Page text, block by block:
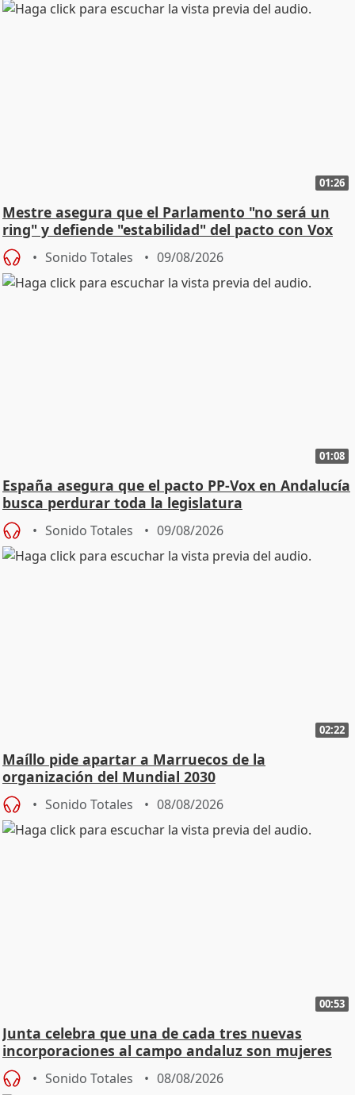
01:26
Mestre asegura que el Parlamento "no será un
ring" y defiende "estabilidad" del pacto con Vox
Sonido Totales 09/08/2026
01:08
España asegura que el pacto PP-Vox en Andalucía
busca perdurar toda la legislatura
Sonido Totales 09/08/2026
02:22
Maíllo pide apartar a Marruecos de la
organización del Mundial 2030
Sonido Totales 08/08/2026
00:53
Junta celebra que una de cada tres nuevas
incorporaciones al campo andaluz son mujeres
jóvenes
Sonido Totales 08/08/2026